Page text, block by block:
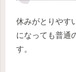
休みがとりやす
になっても普通
す。